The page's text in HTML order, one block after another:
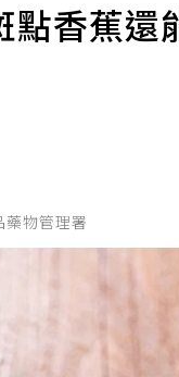
香蕉
物管理署